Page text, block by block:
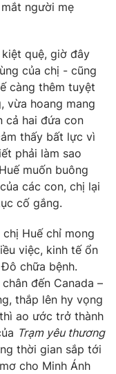
người mẹ
quệ, giờ đây
của chị - cũng
càng thêm tuyệt
vừa hoang mang
cả hai đứa con
thấy bất lực vì
phải làm sao
muốn buông
các con, chị lại
cố gắng.
Huế chỉ mong
việc, kinh tế ổn
chữa bệnh.
đến Canada –
thắp lên hy vọng
ao ước trở thành
Trạm yêu thương
thời gian sắp tới
cho Minh Ánh